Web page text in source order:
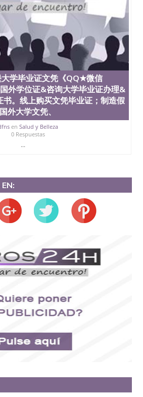
大学毕业证文凭《QQ★微信
外学位证&咨询大学毕业证办理&
书。线上购买文凭毕业证；制造假
国外大学文凭、
en Salud y Belleza
0 Respuestas
...